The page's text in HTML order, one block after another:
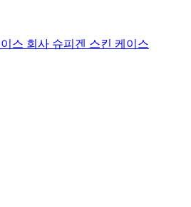
이스 회사 슈피겐 스킨 케이스